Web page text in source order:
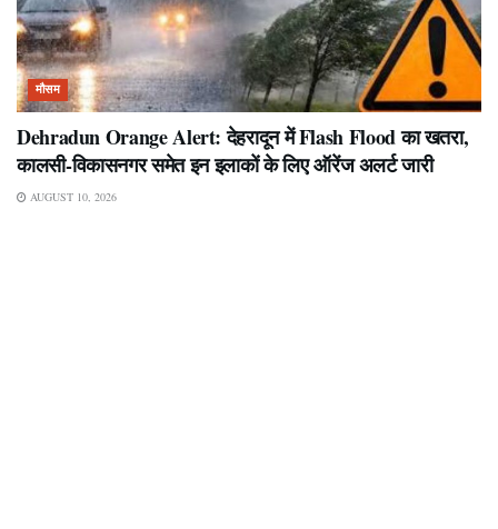
मौसम
Dehradun Orange Alert: देहरादून में Flash Flood का खतरा,
कालसी-विकासनगर समेत इन इलाकों के लिए ऑरेंज अलर्ट जारी
AUGUST 10, 2026